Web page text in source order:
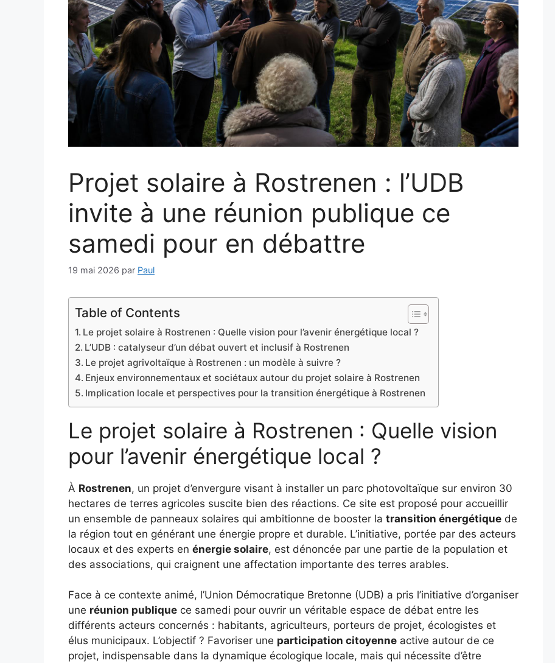
Projet solaire à Rostrenen : l’UDB
invite à une réunion publique ce
samedi pour en débattre
19 mai 2026 par Paul
Table of Contents
Le projet solaire à Rostrenen : Quelle vision pour l’avenir énergétique local ?
L’UDB : catalyseur d’un débat ouvert et inclusif à Rostrenen
Le projet agrivoltaïque à Rostrenen : un modèle à suivre ?
Enjeux environnementaux et sociétaux autour du projet solaire à Rostrenen
Implication locale et perspectives pour la transition énergétique à Rostrenen
Le projet solaire à Rostrenen : Quelle vision
pour l’avenir énergétique local ?
À Rostrenen, un projet d’envergure visant à installer un parc photovoltaïque sur environ 30
hectares de terres agricoles suscite bien des réactions. Ce site est proposé pour accueillir
un ensemble de panneaux solaires qui ambitionne de booster la transition énergétique de
la région tout en générant une énergie propre et durable. L’initiative, portée par des acteurs
locaux et des experts en énergie solaire, est dénoncée par une partie de la population et
des associations, qui craignent une affectation importante des terres arables.
Face à ce contexte animé, l’Union Démocratique Bretonne (UDB) a pris l’initiative d’organiser
une réunion publique ce samedi pour ouvrir un véritable espace de débat entre les
différents acteurs concernés : habitants, agriculteurs, porteurs de projet, écologistes et
élus municipaux. L’objectif ? Favoriser une participation citoyenne active autour de ce
projet, indispensable dans la dynamique écologique locale, mais qui nécessite d’être